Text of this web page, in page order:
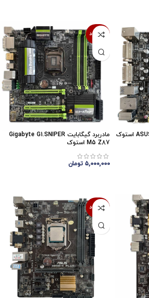
ناموجود
مادربرد گیگابایت Gigabyte G1.SNIPER
M5 Z87 استوک
۵,۰۰۰,۰۰۰ تومان
ناموجود